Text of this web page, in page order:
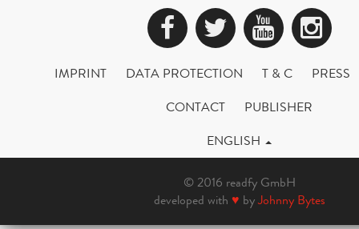
Facebook
Twitter
IMPRINT DATA PROTECTION T & C
PRESS
CONTACT
PUBLISHER
ENGLISH
© 2016 readfy GmbH
developed with ♥ byJohnny Bytes